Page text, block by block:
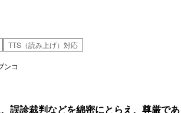
TTS（読み上げ）対応
ンコ
誤診裁判などを綿密にとらえ、尊厳で